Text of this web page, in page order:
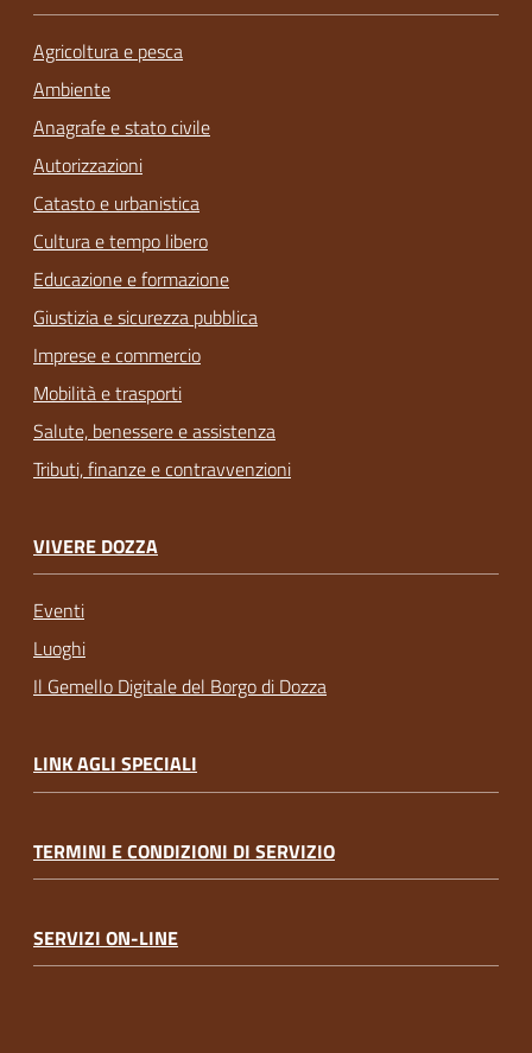
Agricoltura e pesca
Ambiente
Anagrafe e stato civile
Autorizzazioni
Catasto e urbanistica
Cultura e tempo libero
Educazione e formazione
Giustizia e sicurezza pubblica
Imprese e commercio
Mobilità e trasporti
Salute, benessere e assistenza
Tributi, finanze e contravvenzioni
VIVERE DOZZA
Eventi
Luoghi
Il Gemello Digitale del Borgo di Dozza
LINK AGLI SPECIALI
TERMINI E CONDIZIONI DI SERVIZIO
SERVIZI ON-LINE